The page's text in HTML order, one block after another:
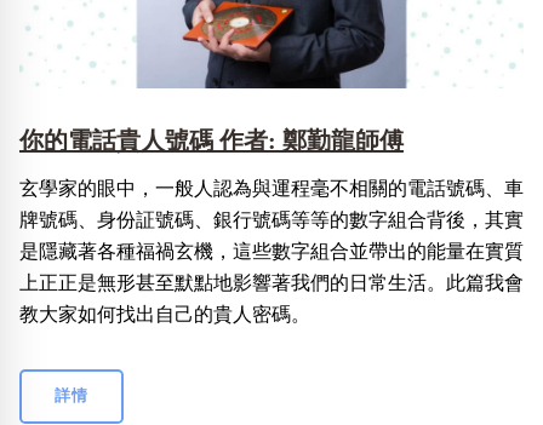
你的電話貴人號碼 作者: 鄭勤龍師傅
玄學家的眼中，一般人認為與運程毫不相關的電話號碼、車
牌號碼、身份証號碼、銀行號碼等等的數字組合背後，其實
是隱藏著各種福禍玄機，這些數字組合並帶出的能量在實質
上正正是無形甚至默點地影響著我們的日常生活。此篇我會
教大家如何找出自己的貴人密碼。
詳情